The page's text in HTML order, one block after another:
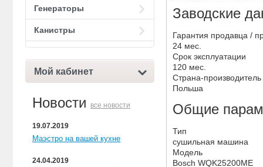
Генераторы
Канистры
Мой кабинет
Новости все новости
19.07.2019
Маэстро на вашей кухне
24.04.2019
Заводские
Гарантия продавца /
24 мес.
Срок эксплуатации
120 мес.
Страна-производитель
Польша
Общие
Тип
сушильная машина
Модель
Bosch WQK25200ME